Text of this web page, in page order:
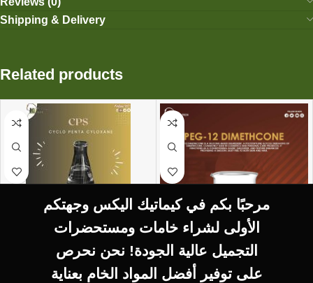
مرحبًا بكم في كيماتيك اليكس وجهتكم
الأولى لشراء خامات ومستحضرات
التجميل عالية الجودة! نحن نحرص
على توفير أفضل المواد الخام بعناية
Shipping & Delivery
Related products
SELECT OPTIONS
CPS Cycol penta
Cyloxane
SELECT OPTIONS